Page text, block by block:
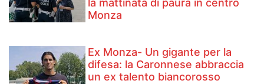
Monza
Ex Monza- Un gigante per la
difesa: la Caronnese abbraccia
un ex talento biancorosso